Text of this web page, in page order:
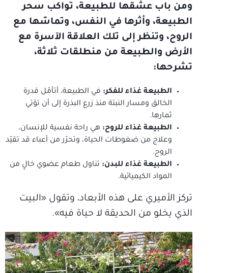
ومن باب عشقها للطبيعة، تواكب سحر
الطبيعة، وأثرها في النفس، وتماسّها مع
الروح، وتنظر إلى تلك العلاقة الآسرة مع
الأرض والطبيعة من منطلقات ثلاثة،
تشرحها:
الطبيعة غذاء للفكر: في الطبيعة، أتأمّل قدرة
الخالق ومسار النبتة منذ زرع البذرة إلى أن تؤتي
ثمارها.
الطبيعة غذاء للروح: هي راحة نفسية للإنسان،
وعلاج من ضغوطات الحياة، وتحرّر من أعباء قد تقيّد
الروح.
الطبيعة غذاء للبدن: تناول طعام عضوي خالٍ من
المواد الكيميائية.
تركز الأميري على هذه الأبعاد، وتقول «البيت
الذي يخلو من الحديقة لا حياة فيه».